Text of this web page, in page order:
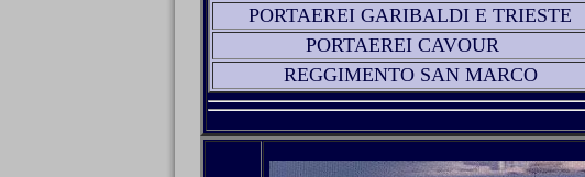
PORTAEREI GARIBALDI E TRIESTE
PORTAEREI CAVOUR
REGGIMENTO SAN MARCO